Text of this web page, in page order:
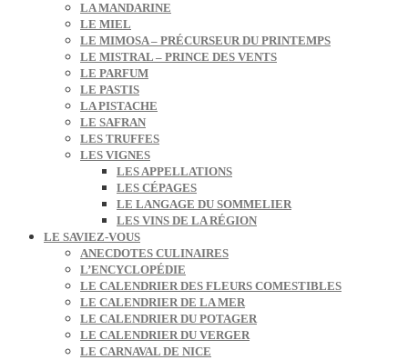
LA MANDARINE
LE MIEL
LE MIMOSA – PRÉCURSEUR DU PRINTEMPS
LE MISTRAL – PRINCE DES VENTS
LE PARFUM
LE PASTIS
LA PISTACHE
LE SAFRAN
LES TRUFFES
LES VIGNES
LES APPELLATIONS
LES CÉPAGES
LE LANGAGE DU SOMMELIER
LES VINS DE LA RÉGION
LE SAVIEZ-VOUS
ANECDOTES CULINAIRES
L’ENCYCLOPÉDIE
LE CALENDRIER DES FLEURS COMESTIBLES
LE CALENDRIER DE LA MER
LE CALENDRIER DU POTAGER
LE CALENDRIER DU VERGER
LE CARNAVAL DE NICE